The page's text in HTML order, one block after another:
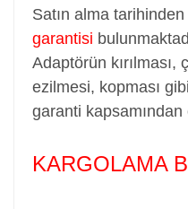
Satın alma
garantisi
Adaptörün kırılması,
ezilmesi, kopması
garanti kapsamından
KARGOLAMA